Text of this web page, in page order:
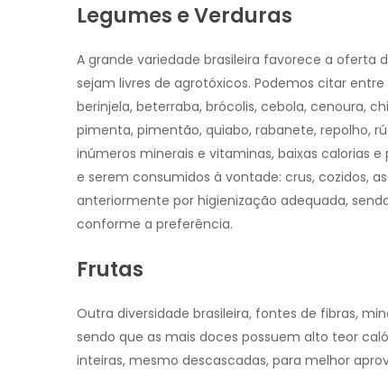
Legumes e Verduras
A grande variedade brasileira favorece a oferta
sejam livres de agrotóxicos. Podemos citar
berinjela, beterraba, brócolis, cebola, cenoura,
pimenta, pimentão, quiabo, rabanete, repolho,
inúmeros minerais e vitaminas, baixas calorias
e serem consumidos à vontade: crus, cozidos,
anteriormente por higienização adequada,
conforme a preferência.
Frutas
Outra diversidade brasileira, fontes de fibras,
sendo que as mais doces possuem alto teor
inteiras, mesmo descascadas, para melhor